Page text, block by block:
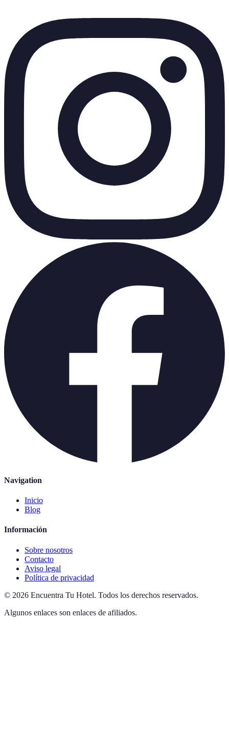
Navigation
Inicio
Blog
Información
Sobre nosotros
Contacto
Aviso legal
Política de privacidad
© 2026 Encuentra Tu Hotel. Todos los derechos reservados.
Algunos enlaces son enlaces de afiliados.